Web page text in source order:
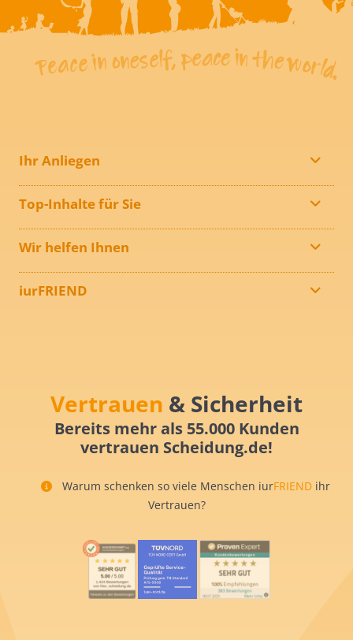
Ihr Anliegen
Top-Inhalte für Sie
Wir helfen Ihnen
iurFRIEND
Vertrauen & Sicherheit
Bereits mehr als 55.000 Kunden
vertrauen Scheidung.de!
Warum schenken so viele Menschen iurFRIEND ihr
Vertrauen?